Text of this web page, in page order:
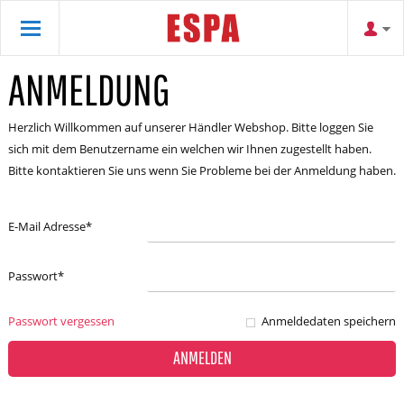
ANMELDUNG
Herzlich Willkommen auf unserer Händler Webshop. Bitte loggen Sie
sich mit dem Benutzername ein welchen wir Ihnen zugestellt haben.
Bitte kontaktieren Sie uns wenn Sie Probleme bei der Anmeldung haben.
E-Mail Adresse*
Passwort*
Passwort vergessen Anmeldedaten speichern
ANMELDEN